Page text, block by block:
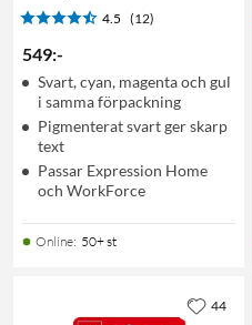
4.5 (12)
549:-
Svart, cyan, magenta och gul
i samma förpackning
Pigmenterat svart ger skarp
text
Passar Expression Home
och WorkForce
Online: 50+ st
44